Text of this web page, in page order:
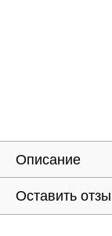
Описание
Оставить